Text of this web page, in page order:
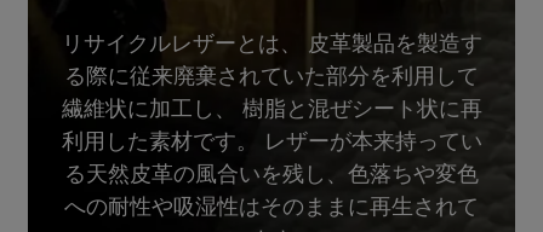
リサイクルレザーとは、 皮革製品を製造す
る際に従来廃棄されていた部分を利用して
繊維状に加工し、 樹脂と混ぜシート状に再
利用した素材です。 レザーが本来持ってい
る天然皮革の風合いを残し、色落ちや変色
への耐性や吸湿性はそのままに再生されて